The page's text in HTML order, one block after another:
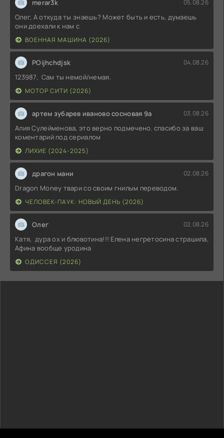
merar3k 05.08.26
Олег, А откуда ты знаешь? Может быть и есть, думаешь
они доехали к нам с
ВОЕННАЯ МАШИНА (2026)
POijhchdjsk 04.08.26
123987, Сам ты немой/немая.
МОТОР СИТИ (2026)
артем зубарев иваново сосновая 9а 03.08.26
Алия Сулейменова, это верно подмечено. спасибо за ваш
коментарий под сериалом
ЛИХИЕ (2024-2025)
драгон мани 02.08.26
Dragon Money твари со своим гнилым переводом.
ЧЕЛОВЕК-ПАУК: НОВЫЙ ДЕНЬ (2026)
Олег 02.08.26
Катя, дура ох и блювотина!!! Елена негретосина страшила,
Афина вообще уродина
ОДИССЕЯ (2026)